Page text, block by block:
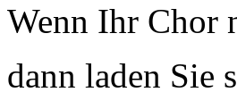
Wenn Ihr Chor
dann laden Sie